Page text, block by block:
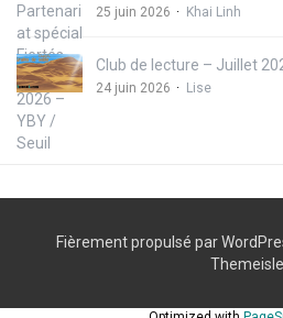
25 juin 2026 Khai Linh
Club de lecture – Juillet
24 juin 2026 Lise
Fièrement propulsé par
Themeisle